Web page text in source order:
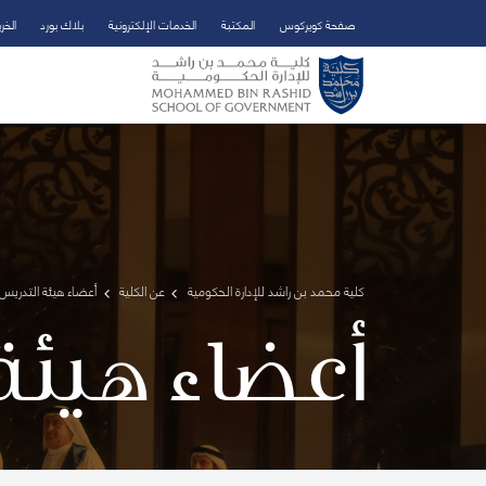
تخطي إلى المحتوى الرئيسي
فتح قائمة الوصول
صفحة كويركوس المكتبة الخدمات الإلكترونية بلاك بورد
كلية محمد بن راشد للإدارة الحكومية عن الكلية أعضاء هيئة
أعضاء